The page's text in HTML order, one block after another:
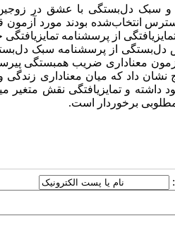
و سبک دل‌بستگی با عشق در
در دسترس انتخاب‌شده بودند مورد
از پرسشنامه سبک
معناداری ضریب همبستگی
نشان داد که میان معناداری
و تمایزیافتگی نقش متغیر
برخوردار است.